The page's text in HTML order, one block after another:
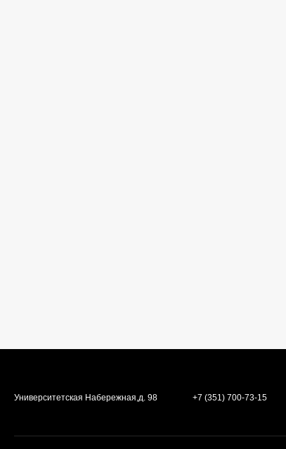
Университетская Набережная,д. 98 +7 (351) 700-73-15